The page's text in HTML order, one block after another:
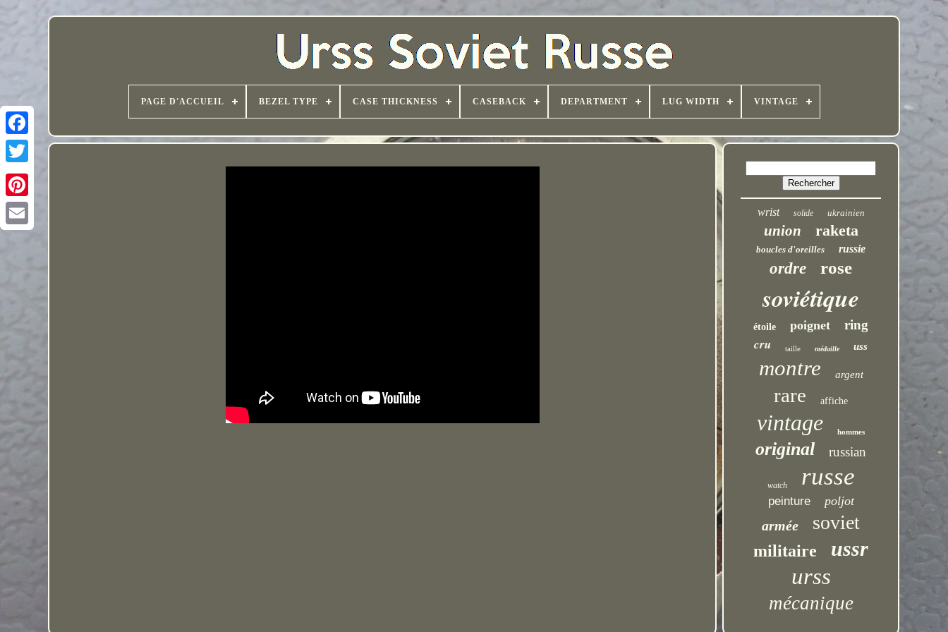
PAGE D'ACCUEIL BEZEL TYPE CASE THICKNESS CASEBACK DEPARTMENT LUG WIDTH VINTAGE
wrist solide ukrainien
union raketa
boucles d'oreilles russie
ordre rose
soviétique
étoile poignet ring
cru taille médaille uss
montre argent
rare affiche
vintage hommes
original russian
watch russe
peinture poljot
armée soviet
militaire ussr
urss
mécanique